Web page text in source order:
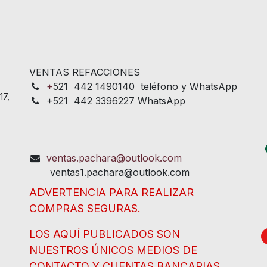
VENTAS REFACCIONES
+521 442 1490140 teléfono y WhatsApp
+521 442 3396227 WhatsApp
ventas.pachara@outlook.com
ventas1.pachara@outlook.com
ADVERTENCIA PARA REALIZAR
COMPRAS SEGURAS.
LOS AQUÍ PUBLICADOS SON
NUESTROS ÚNICOS MEDIOS DE